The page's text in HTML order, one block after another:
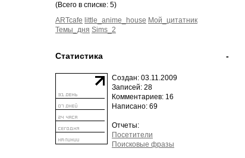
(Всего в списке: 5)
ARTcafe little_anime_house Мой_цитатник
Темы_дня Sims_2
-
Статистика
Создан: 03.11.2009
Записей: 28
Комментариев: 16
Написано: 69
Отчеты:
Посетители
Поисковые фразы